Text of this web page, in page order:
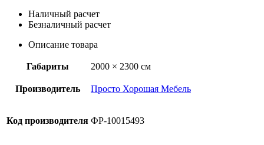
Наличный расчет
Безналичный расчет
Описание товара
Габариты 2000 × 2300 см
Производитель Просто Хорошая Мебель
Код производителя ФР-10015493